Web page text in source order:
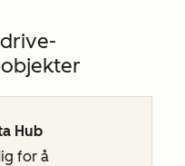
Hub
for å